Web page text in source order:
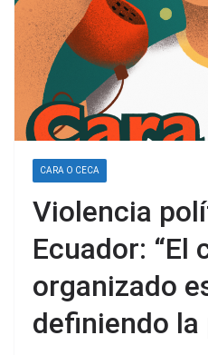
CARA O CECA
Violencia
Ecuador: “El
organizado
definiendo la